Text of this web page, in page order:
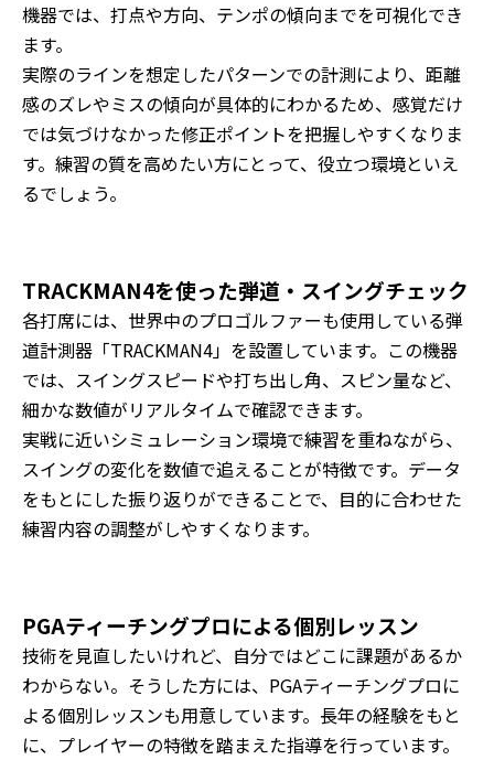
機器では、打点や方向、テンポの傾向までを可視化でき
ます。
実際のラインを想定したパターンでの計測により、距離
感のズレやミスの傾向が具体的にわかるため、感覚だけ
では気づけなかった修正ポイントを把握しやすくなりま
す。練習の質を高めたい方にとって、役立つ環境といえ
るでしょう。
TRACKMAN4を使った弾道・スイングチェック
各打席には、世界中のプロゴルファーも使用している弾
道計測器「TRACKMAN4」を設置しています。この機器
では、スイングスピードや打ち出し角、スピン量など、
細かな数値がリアルタイムで確認できます。
実戦に近いシミュレーション環境で練習を重ねながら、
スイングの変化を数値で追えることが特徴です。データ
をもとにした振り返りができることで、目的に合わせた
練習内容の調整がしやすくなります。
PGAティーチングプロによる個別レッスン
技術を見直したいけれど、自分ではどこに課題があるか
わからない。そうした方には、PGAティーチングプロに
よる個別レッスンも用意しています。長年の経験をもと
に、プレイヤーの特徴を踏まえた指導を行っています。